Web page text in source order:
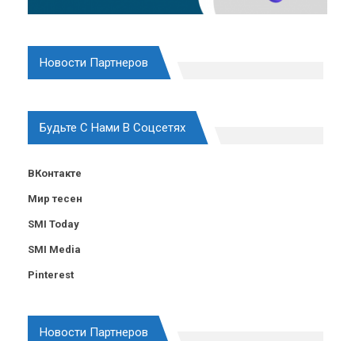
Новости Партнеров
Будьте С Нами В Соцсетях
ВКонтакте
Мир тесен
SMI Today
SMI Media
Pinterest
Новости Партнеров